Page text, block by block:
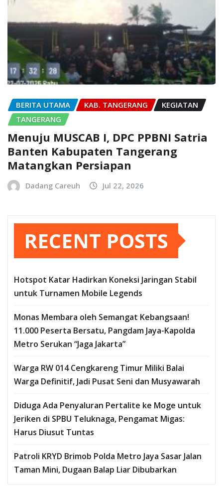
BERITA UTAMA KAB. TANGERANG
KEGIATAN
TANGERANG
Menuju MUSCAB I, DPC PPBNI Satria
Banten Kabupaten Tangerang
Matangkan Persiapan
Dadang Careuh Jul 22, 2026
RECENT POSTS
Hotspot Katar Hadirkan Koneksi Jaringan Stabil
untuk Turnamen Mobile Legends
Monas Membara oleh Semangat Kebangsaan!
11.000 Peserta Bersatu, Pangdam Jaya-Kapolda
Metro Serukan “Jaga Jakarta”
Warga RW 014 Cengkareng Timur Miliki Balai
Warga Definitif, Jadi Pusat Seni dan Musyawarah
Diduga Ada Penyaluran Pertalite ke Moge untuk
Jeriken di SPBU Teluknaga, Pengamat Migas:
Harus Diusut Tuntas
Patroli KRYD Brimob Polda Metro Jaya Sasar Jalan
Taman Mini, Dugaan Balap Liar Dibubarkan